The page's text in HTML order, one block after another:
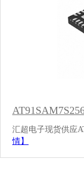
汇超电子现货供应
情】